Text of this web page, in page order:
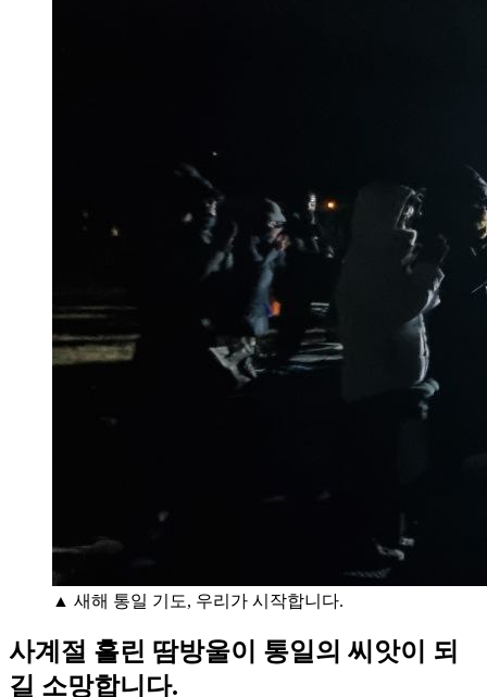
▲ 새해 통일 기도, 우리가 시작합니다.
사계절 흘린 땀방울이 통일의 씨앗이 되
길 소망합니다.